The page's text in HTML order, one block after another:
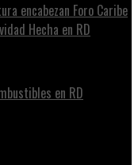
encabezan Foro Caribe
Hecha en RD
en RD